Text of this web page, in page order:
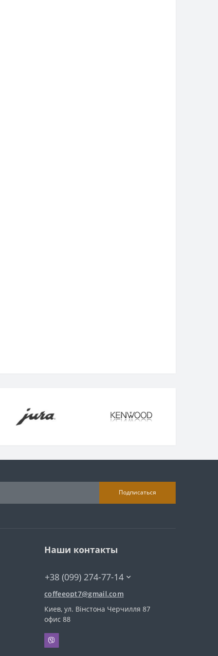
Подписаться
Наши контакты
+38 (099) 274-77-14
coffeeopt7@gmail.com
Киев, ул. Вінстона Черчилля 87
офис 88